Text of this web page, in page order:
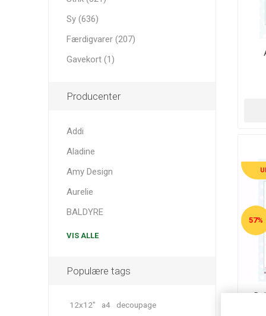
57%
Sy (636)
Færdigvarer (207)
Gavekort (1)
Producenter
Addi
Aladine
Amy Design
Aurelie
BALDYRE
VIS ALLE
Populære tags
12x12" a4 decoupage